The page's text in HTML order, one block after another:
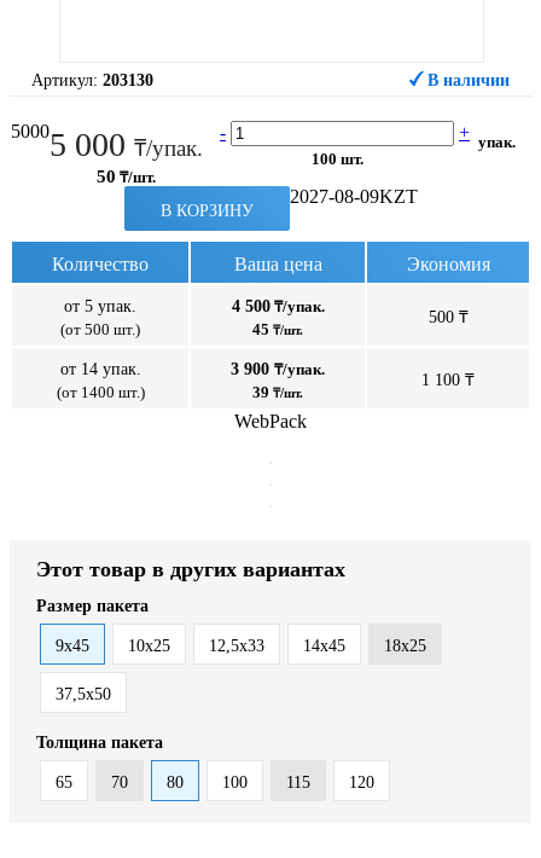
Артикул: 203130 В наличии
50005 000 ₸/упак.
50 ₸/шт.
- +
100 шт.
упак.
В КОРЗИНУ
2027-08-09KZT
Количество Ваша цена Экономия
от 5 упак.
(от 500 шт.)
4 500₸/упак.
45 ₸/шт.
500 ₸
от 14 упак.
(от 1400 шт.)
3 900 ₸/упак.
39 ₸/шт.
1 100 ₸
WebPack
Этот товар в других вариантах
Размер пакета
9х45 10x25 12,5х33 14х45 18x25
37,5х50
Толщина пакета
65 70 80 100 115 120